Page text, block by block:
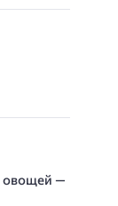
овощей —